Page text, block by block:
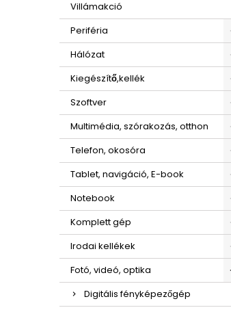
Villámakció
Periféria
Hálózat
Kiegészítő,kellék
Szoftver
Multimédia, szórakozás, otthon
Telefon, okosóra
Tablet, navigáció, E-book
Notebook
Komplett gép
Irodai kellékek
Fotó, videó, optika
Digitális fényképezőgép